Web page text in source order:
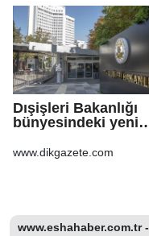
Dışişleri Bakanlığı
bünyesindeki yeni
Gazete'de
www.dikgazete.com
www.eshahaber.com.tr -